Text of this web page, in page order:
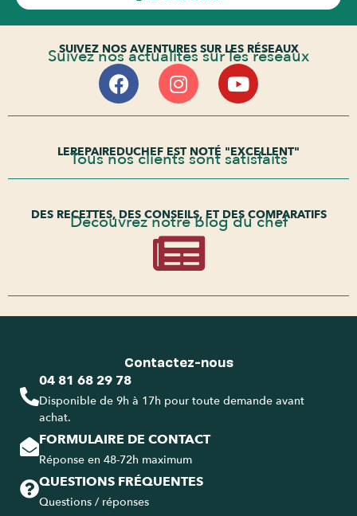
SUIVEZ NOS AVENTURES SUR LES RÉSEAUX
Suivez nos actualités sur les réseaux
LEREPAIREDUCHEF EST NOTÉ "EXCELLENT"
Tous nos clients sont satisfaits
DES RECETTES, DES CONSEILS, ET DES COMPARATIFS
Découvrez notre blog du chef
Contactez-nous
04 81 68 29 78
Disponible de 9h à 17h pour toute demande avant
achat.
FORMULAIRE DE CONTACT
Réponse en 48-72h maximum
QUESTIONS FRÉQUENTES
Questions / réponses